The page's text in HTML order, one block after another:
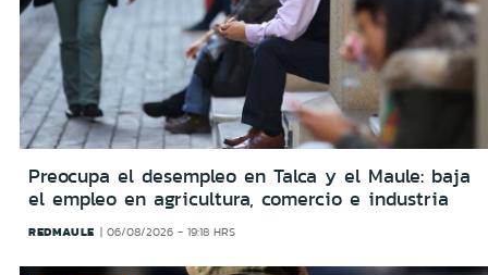
Preocupa el desempleo en Talca y el Maule: baja
el empleo en agricultura, comercio e industria
REDMAULE 06/08/2026 - 19:18 HRS